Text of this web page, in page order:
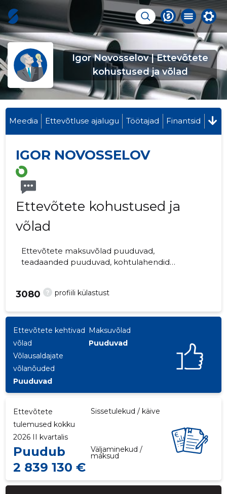
Igor Novosselov | Ettevõtete
kohustused ja võlad
Meedia Ettevõtluse ajalugu Töötajad Finantsid
IGOR NOVOSSELOV
Ettevõtete kohustused ja
võlad
Ettevõtete maksuvõlad puuduvad,
teadaanded puuduvad, kohtulahendid
Ettevõtteid jälgib 0 inimest.
? profiili külastust
3080
Ettevõtete kehtivad
võlad
Maksuvõlad
Puuduvad
Võlausaldajate
võlanõuded
Puuduvad
Ettevõtete
tulemused kokku
2026 II kvartalis
Sissetulekud / käive
Puudub Väljaminekud /
maksud
2 839 130 €